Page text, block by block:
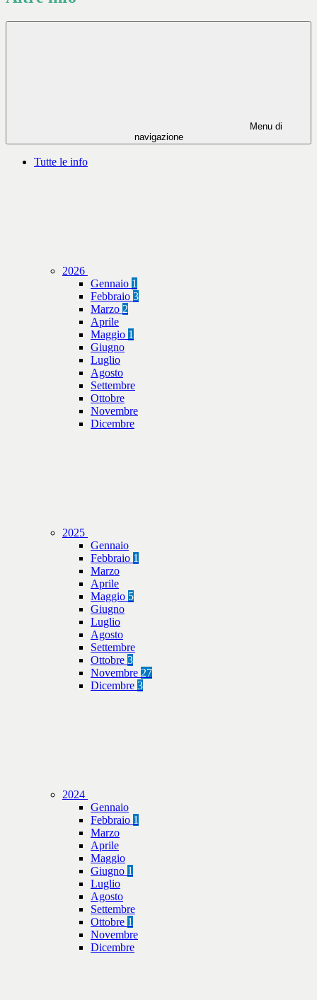
Menu di
navigazione
Tutte le info
2026
Gennaio 1
Febbraio 3
Marzo 2
Aprile
Maggio 1
Giugno
Luglio
Agosto
Settembre
Ottobre
Novembre
Dicembre
2025
Gennaio
Febbraio 1
Marzo
Aprile
Maggio 5
Giugno
Luglio
Agosto
Settembre
Ottobre 3
Novembre 27
Dicembre 3
2024
Gennaio
Febbraio 1
Marzo
Aprile
Maggio
Giugno 1
Luglio
Agosto
Settembre
Ottobre 1
Novembre
Dicembre